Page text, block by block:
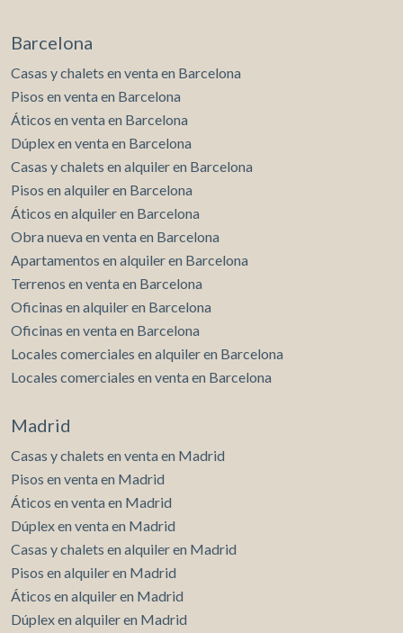
Barcelona
Casas y chalets en venta en Barcelona
Pisos en venta en Barcelona
Áticos en venta en Barcelona
Dúplex en venta en Barcelona
Casas y chalets en alquiler en Barcelona
Pisos en alquiler en Barcelona
Áticos en alquiler en Barcelona
Obra nueva en venta en Barcelona
Apartamentos en alquiler en Barcelona
Terrenos en venta en Barcelona
Oficinas en alquiler en Barcelona
Oficinas en venta en Barcelona
Locales comerciales en alquiler en Barcelona
Locales comerciales en venta en Barcelona
Madrid
Casas y chalets en venta en Madrid
Pisos en venta en Madrid
Áticos en venta en Madrid
Dúplex en venta en Madrid
Casas y chalets en alquiler en Madrid
Pisos en alquiler en Madrid
Áticos en alquiler en Madrid
Dúplex en alquiler en Madrid